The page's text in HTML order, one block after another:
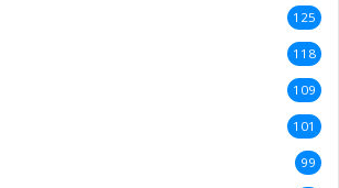
125
118
109
101
99